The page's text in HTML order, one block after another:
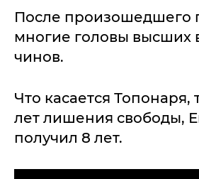
После произошедшего
многие головы высших
чинов.
Что касается Топонаря,
лет лишения свободы,
получил 8 лет.